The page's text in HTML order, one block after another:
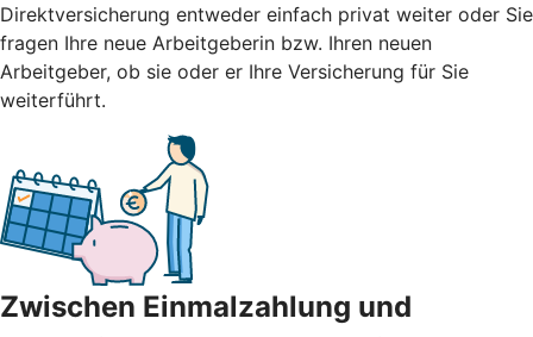
Direktversicherung entweder einfach privat weiter oder Sie
fragen Ihre neue Arbeitgeberin bzw. Ihren neuen
Arbeitgeber, ob sie oder er Ihre Versicherung für Sie
weiterführt.
Zwischen Einmalzahlung und